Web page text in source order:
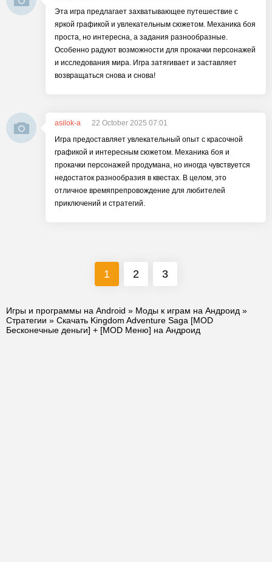
Эта игра предлагает захватывающее путешествие с
яркой графикой и увлекательным сюжетом. Механика боя
проста, но интересна, а задания разнообразные.
Особенно радуют возможности для прокачки персонажей
и исследования мира. Игра затягивает и заставляет
возвращаться снова и снова!
asilok-a
22 October 2025 07:01
Игра предоставляет увлекательный опыт с красочной
графикой и интересным сюжетом. Механика боя и
прокачки персонажей продумана, но иногда чувствуется
недостаток разнообразия в квестах. В целом, это
отличное времяпрепровождение для любителей
приключений и стратегий.
1 2 3
Игры и программы на Android » Моды к играм на Андроид »
Стратегии » Скачать Kingdom Adventure Saga [MOD
Бесконечные деньги] + [MOD Меню] на Андроид